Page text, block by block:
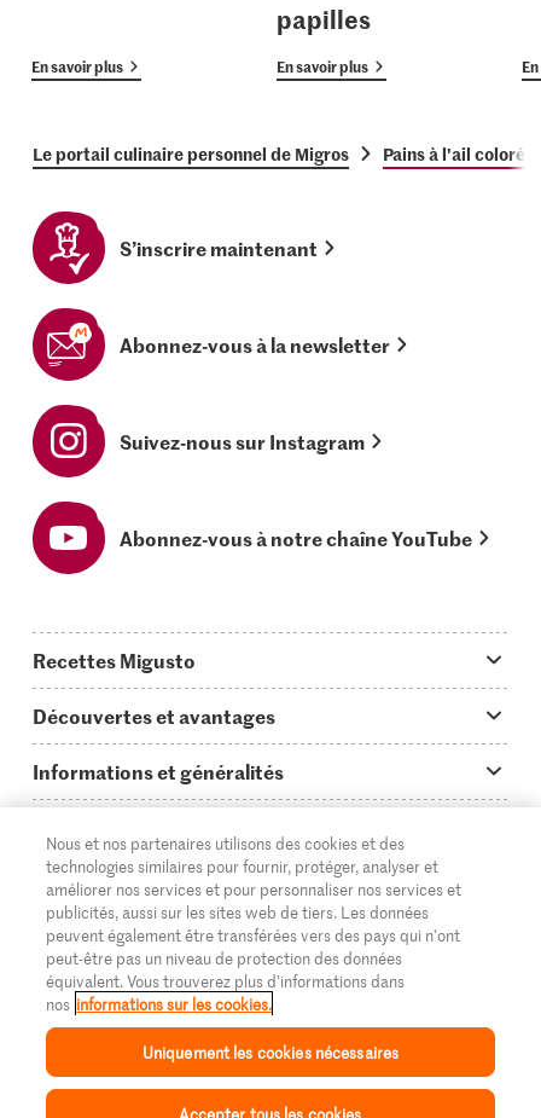
En savoir plus
papilles
En savoir plus
Le portail culinaire personnel de Migros Pains à l'ail colorés
S’inscrire maintenant
Abonnez-vous à la newsletter
Suivez-nous sur Instagram
Abonnez-vous à notre chaîne YouTube
Recettes Migusto
Idées de menus
Plats principaux
Simple & vite prêt
Apéritif
Préparations au four
Enfants & famille
Toutes les recettes
Découvertes et avantages
On en parle...
Tutoriels
Glossaire des ingrédients
Login Migusto
Magazine Migusto
Informations et généralités
Questions concernant Migusto
Cuisiner avec Migusto
Service clientèle & contact
Publicité
Impressum
Mentions légales
Supermarché
Migros Online
À propos de Migros
Magasins
Cumulus
© 2026 La Fédération des coopératives Migros
DE FR IT
Nous et nos partenaires utilisons des cookies et des
technologies similaires pour fournir, protéger, analyser et
améliorer nos services et pour personnaliser nos services et
publicités, aussi sur les sites web de tiers. Les données
peuvent également être transférées vers des pays qui n'ont
peut-être pas un niveau de protection des données
équivalent. Vous trouverez plus d'informations dans
nos informations sur les cookies.
Uniquement les cookies nécessaires